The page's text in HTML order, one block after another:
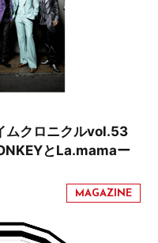
ムクロニクルvol.53
とLa.mamaー